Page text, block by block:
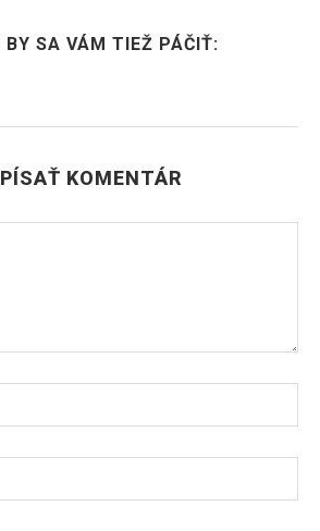
BY SA VÁM TIEŽ PÁČIŤ:
KOMENTÁR